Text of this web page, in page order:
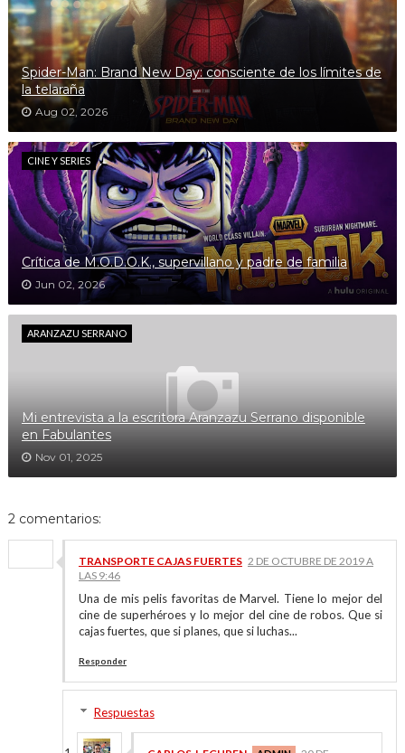
Spider-Man: Brand New Day: consciente de los límites de
la telaraña
Aug 02, 2026
CINE Y SERIES
Crítica de M.O.D.O.K., supervillano y padre de familia
Jun 02, 2026
ARANZAZU SERRANO
Mi entrevista a la escritora Aranzazu Serrano disponible
en Fabulantes
Nov 01, 2025
2 comentarios:
TRANSPORTE CAJAS FUERTES 2 DE OCTUBRE DE 2019 A
LAS 9:46
Una de mis pelis favoritas de Marvel. Tiene lo mejor del
cine de superhéroes y lo mejor del cine de robos. Que si
cajas fuertes, que si planes, que si luchas...
Responder
Respuestas